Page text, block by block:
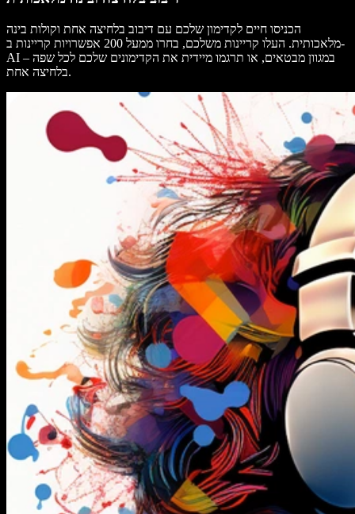
הכניסו חיים לקדימון שלכם עם דיבוב בלחיצה אחת וקולות בינה
מלאכותית. העלו קריינות משלכם, בחרו ממעל 200 אפשרויות קריינות ב-
AI במגוון מבטאים, או תרגמו מיידית את הקדימונים שלכם לכל שפה –
בלחיצה אחת.